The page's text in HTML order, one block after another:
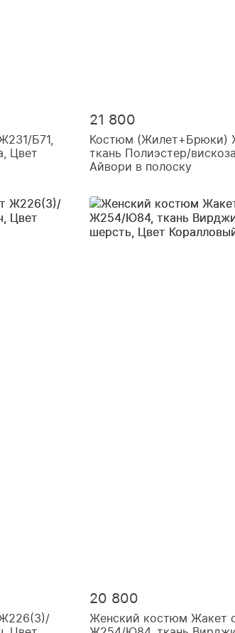
Б71,
Цвет
21 800
Костюм (Жилет+Брюки)
ткань Полиэстер/
Айвори в полоску
20 800
Женский костюм Жакет